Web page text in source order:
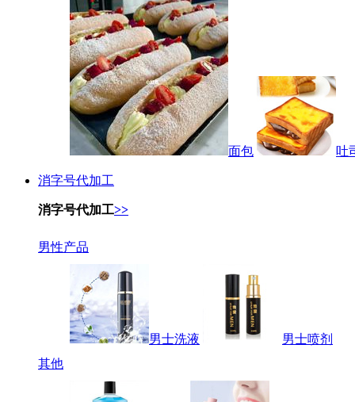
面包 吐
消字号代加工
消字号代加工>>
男性产品
男士洗液
男士喷剂
其他